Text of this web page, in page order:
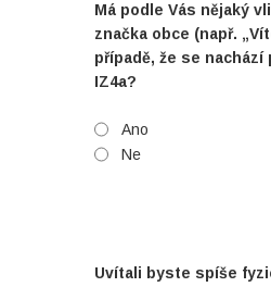
Má podle Vás nějaký
značka obce (např.
případě, že se
IZ4a?
Ano
Ne
Uvítali byste spíše